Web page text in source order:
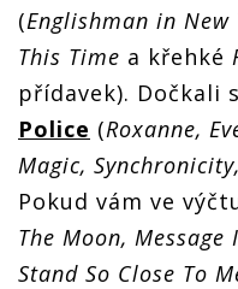
(Englishman in
This Time a křehké
přídavek). Dočkali
Police (Roxanne,
Magic,
Pokud vám ve
The Moon, Message
Stand So Close To